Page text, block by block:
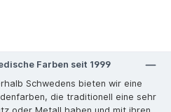
Farben seit 1999
Schwedens bieten wir eine
die traditionell eine sehr